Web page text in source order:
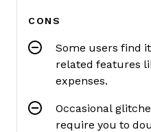
CONS
Some users find
related features
expenses.
Occasional
require you to